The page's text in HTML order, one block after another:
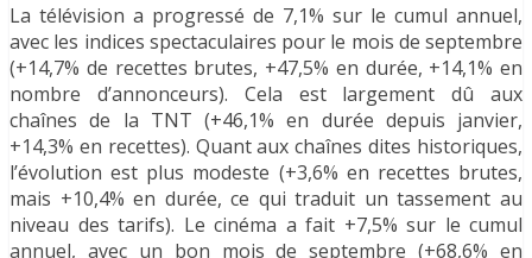
La télévision a progressé de 7,1% sur le cumul annuel,
avec les indices spectaculaires pour le mois de septembre
(+14,7% de recettes brutes, +47,5% en durée, +14,1% en
nombre d’annonceurs). Cela est largement dû aux
chaînes de la TNT (+46,1% en durée depuis janvier,
+14,3% en recettes). Quant aux chaînes dites historiques,
l’évolution est plus modeste (+3,6% en recettes brutes,
mais +10,4% en durée, ce qui traduit un tassement au
niveau des tarifs). Le cinéma a fait +7,5% sur le cumul
annuel, avec un bon mois de septembre (+68,6% en